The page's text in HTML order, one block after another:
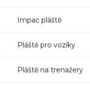
Impac pláště
Pláště pro vozíky
Pláště na trenažery